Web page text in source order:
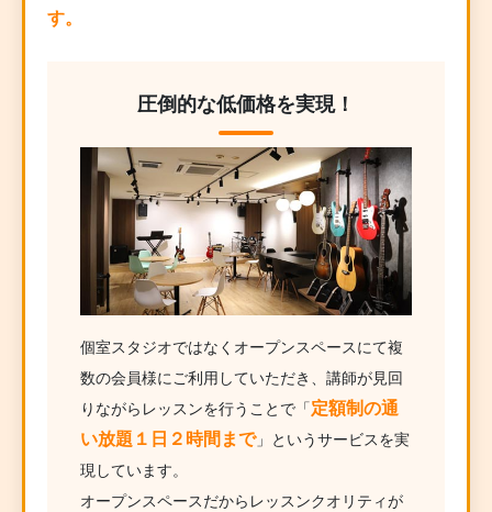
す。
圧倒的な低価格を実現！
個室スタジオではなくオープンスペースにて複
数の会員様にご利用していただき、講師が見回
りながらレッスンを行うことで「定額制の通
い放題１日２時間まで」というサービスを実
現しています。
オープンスペースだからレッスンクオリティが